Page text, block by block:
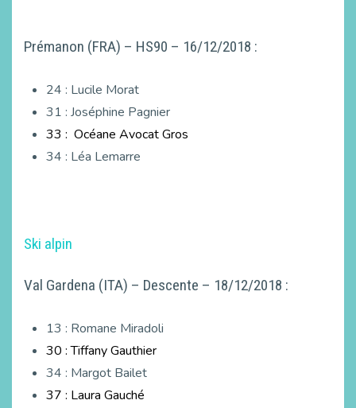
Prémanon (FRA) – HS90 – 16/12/2018 :
24 : Lucile Morat
31 : Joséphine Pagnier
33 : Océane Avocat Gros
34 : Léa Lemarre
Ski alpin
Val Gardena (ITA) – Descente – 18/12/2018 :
13 : Romane Miradoli
30 : Tiffany Gauthier
34 : Margot Bailet
37 : Laura Gauché